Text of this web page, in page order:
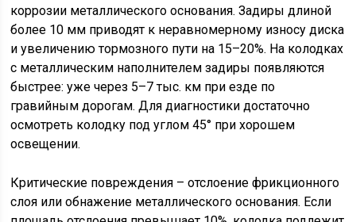
коррозии металлического основания. Задиры длиной
более 10 мм приводят к неравномерному износу диска
и увеличению тормозного пути на 15–20%. На колодках
с металлическим наполнителем задиры появляются
быстрее: уже через 5–7 тыс. км при езде по
гравийным дорогам. Для диагностики достаточно
осмотреть колодку под углом 45° при хорошем
освещении.
Критические повреждения – отслоение фрикционного
слоя или обнажение металлического основания. Если